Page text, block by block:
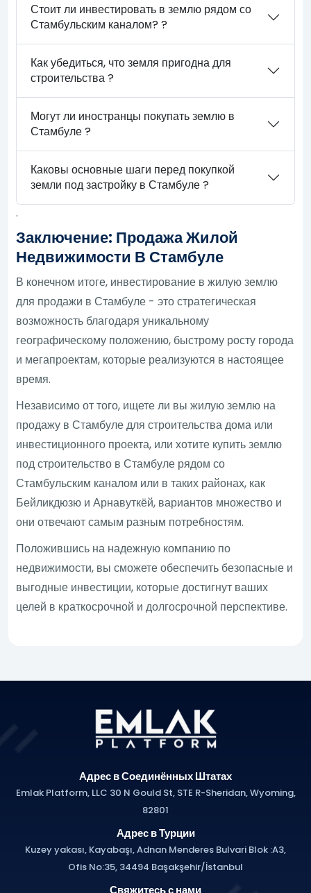
Стоит ли инвестировать в землю рядом со
Стамбульским каналом? ?
Как убедиться, что земля пригодна для
строительства ?
Могут ли иностранцы покупать землю в
Стамбуле ?
Каковы основные шаги перед покупкой
земли под застройку в Стамбуле ?
.
Заключение: Продажа Жилой
Недвижимости В Стамбуле
В конечном итоге, инвестирование в жилую землю
для продажи в Стамбуле - это стратегическая
возможность благодаря уникальному
географическому положению, быстрому росту города
и мегапроектам, которые реализуются в настоящее
время.
Независимо от того, ищете ли вы жилую землю на
продажу в Стамбуле для строительства дома или
инвестиционного проекта, или хотите купить землю
под строительство в Стамбуле рядом со
Стамбульским каналом или в таких районах, как
Бейликдюзю и Арнавуткёй, вариантов множество и
они отвечают самым разным потребностям.
Положившись на надежную компанию по
недвижимости, вы сможете обеспечить безопасные и
выгодные инвестиции, которые достигнут ваших
целей в краткосрочной и долгосрочной перспективе.
Адрес в Соединённых Штатах
Emlak Platform, LLC 30 N Gould St, STE R-Sheridan, Wyoming,
82801
Адрес в Турции
Kuzey yakası, Kayabaşı, Adnan Menderes Bulvari Blok :A3,
Ofis No:35, 34494 Başakşehir/İstanbul
Свяжитесь с нами